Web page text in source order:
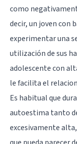
como
decir, un joven con
experimentar una
utilización de sus
adolescente con
le facilita el
Es habitual que
autoestima tanto
excesivamente